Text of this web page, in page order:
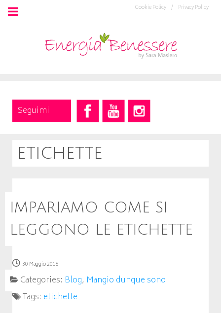
Privacy Policy
Cookie Policy /
Seguimi
etichette
IMPARIAMO COME SI
LEGGONO LE ETICHETTE
30 Maggio 2016
Categories: Blog, Mangio dunque sono
Tags: etichette